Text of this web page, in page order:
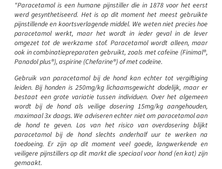
"Paracetamol is een humane pijnstiller die in 1878 voor het eerst
werd gesynthetiseerd. Het is op dit moment het meest gebruikte
pijnstillende en koortsverlagende middel. We weten niet precies hoe
paracetamol werkt, maar het wordt in ieder geval in de lever
omgezet tot de werkzame stof. Paracetamol wordt alleen, maar
ook in combinatiepreparaten gebruikt, zoals met cafeïne (Finimal®,
Panadol plus®), aspirine (Chefarine®) of met codeïne.
Gebruik van paracetamol bij de hond kan echter tot vergiftiging
leiden. Bij honden is 250mg/kg lichaamsgewicht dodelijk, maar er
bestaat een grote variatie tussen individuen. Over het algemeen
wordt bij de hond als veilige dosering 15mg/kg aangehouden,
maximaal 3x daags. We adviseren echter niet om paracetamol aan
de hond te geven. Los van het risico van overdosering blijkt
paracetamol bij de hond slechts anderhalf uur te werken na
toedoeing. Er zijn op dit moment veel goede, langwerkende en
veiligere pijnstillers op dit markt die speciaal voor hond (en kat) zijn
gemaakt.